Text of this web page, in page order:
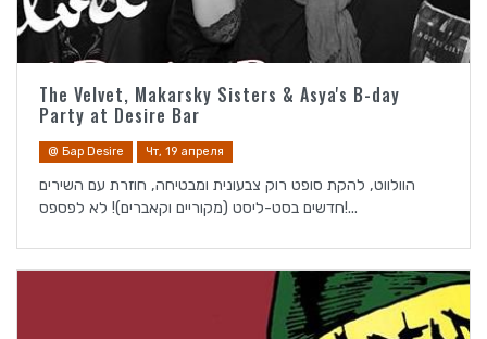
The Velvet, Makarsky Sisters & Asya's B-day
Party at Desire Bar
@ Бар Desire Чт, 19 апреля
הוולווט, להקת סופט רוק צבעונית ומבטיחה, חוזרת עם השירים
חדשים בסט-ליסט (מקוריים וקאברים)! לא לפספס!...